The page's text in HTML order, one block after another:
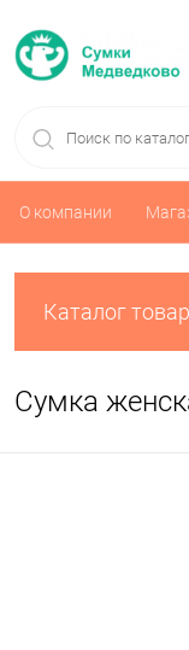
О компании
Каталог
Сумка